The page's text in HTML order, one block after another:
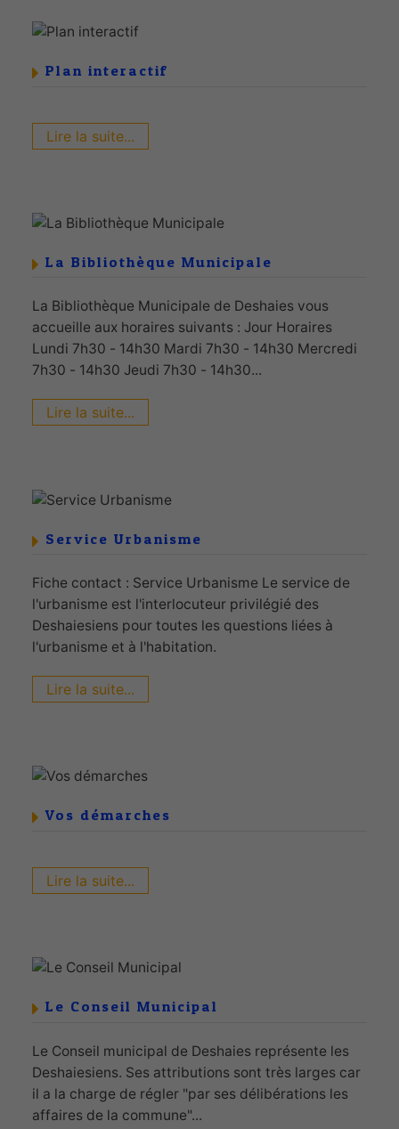
Plan interactif
Lire la suite...
La Bibliothèque Municipale
La Bibliothèque Municipale de Deshaies vous
accueille aux horaires suivants : Jour Horaires
Lundi 7h30 - 14h30 Mardi 7h30 - 14h30 Mercredi
7h30 - 14h30 Jeudi 7h30 - 14h30...
Lire la suite...
Service Urbanisme
Fiche contact : Service Urbanisme Le service de
l'urbanisme est l'interlocuteur privilégié des
Deshaiesiens pour toutes les questions liées à
l'urbanisme et à l'habitation.
Lire la suite...
Vos démarches
Lire la suite...
Le Conseil Municipal
Le Conseil municipal de Deshaies représente les
Deshaiesiens. Ses attributions sont très larges car
il a la charge de régler "par ses délibérations les
affaires de la commune"...